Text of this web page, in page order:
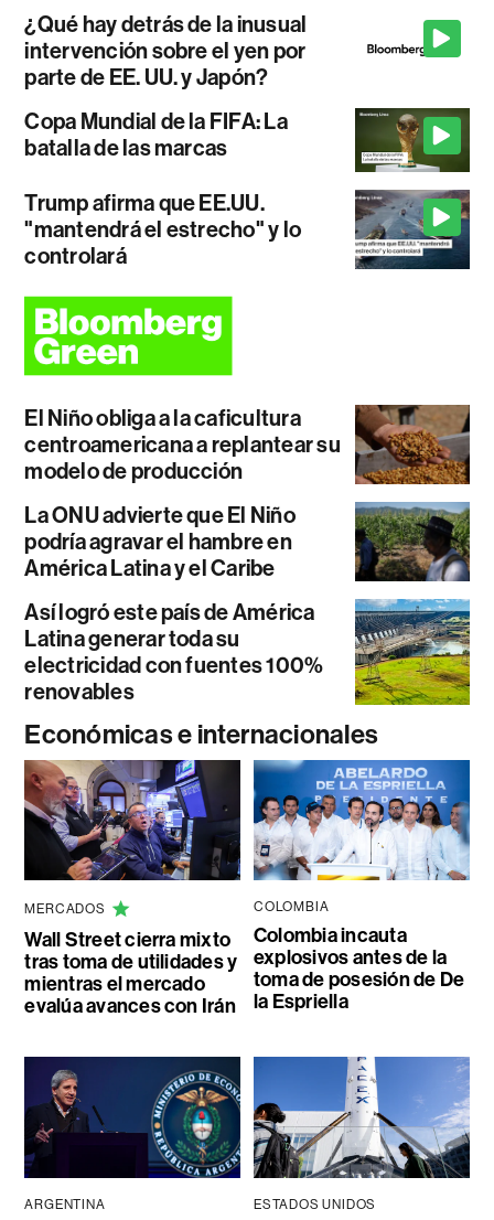
¿Qué hay detrás de la inusual
intervención sobre el yen por
parte de EE. UU. y Japón?
Copa Mundial de la FIFA: La
batalla de las marcas
Trump afirma que EE.UU.
"mantendrá el estrecho" y lo
controlará
El Niño obliga a la caficultura
centroamericana a replantear su
modelo de producción
La ONU advierte que El Niño
podría agravar el hambre en
América Latina y el Caribe
Así logró este país de América
Latina generar toda su
electricidad con fuentes 100%
renovables
Económicas e internacionales
MERCADOS
Wall Street cierra mixto
tras toma de utilidades y
mientras el mercado
evalúa avances con Irán
COLOMBIA
Colombia incauta
explosivos antes de la
toma de posesión de De
la Espriella
ARGENTINA ESTADOS UNIDOS